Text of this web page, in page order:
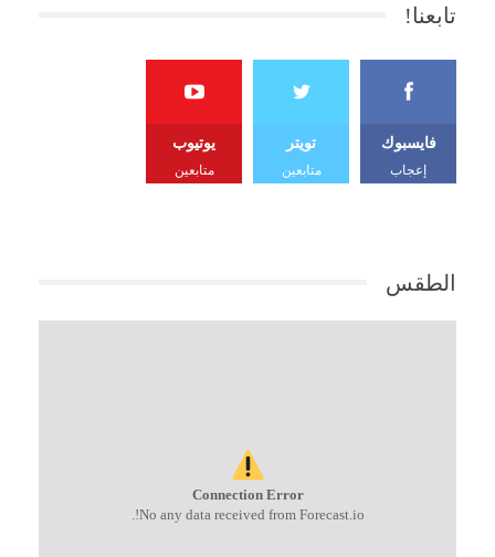
تابعنا!
فايسبوك
إعجاب
تويتر
متابعين
يوتيوب
متابعين
الطقس
Connection Error
No any data received from Forecast.io!.